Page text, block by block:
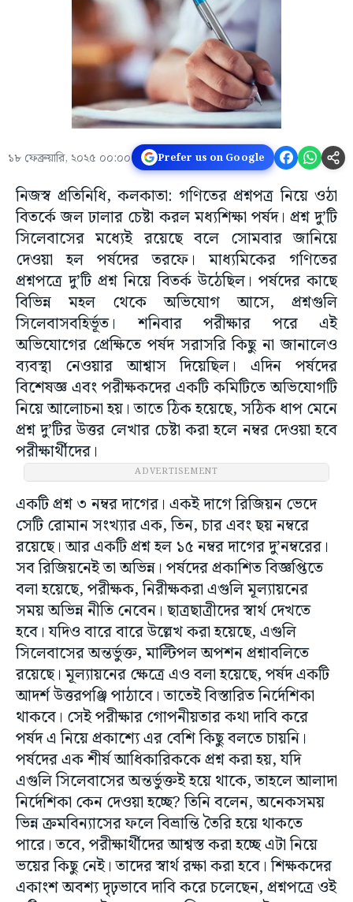
১৮ ফেব্রুয়ারি, ২০২৫ ০০:০০ Prefer us on Google
নিজস্ব প্রতিনিধি, কলকাতা: গণিতের প্রশ্নপত্র নিয়ে ওঠা
বিতর্কে জল ঢালার চেষ্টা করল মধ্যশিক্ষা পর্ষদ। প্রশ্ন দু’টি
সিলেবাসের মধ্যেই রয়েছে বলে সোমবার জানিয়ে
দেওয়া হল পর্ষদের তরফে। মাধ্যমিকের গণিতের
প্রশ্নপত্রে দু’টি প্রশ্ন নিয়ে বিতর্ক উঠেছিল। পর্ষদের কাছে
বিভিন্ন মহল থেকে অভিযোগ আসে, প্রশ্নগুলি
সিলেবাসবহির্ভূত। শনিবার পরীক্ষার পরে এই
অভিযোগের প্রেক্ষিতে পর্ষদ সরাসরি কিছু না জানালেও
ব্যবস্থা নেওয়ার আশ্বাস দিয়েছিল। এদিন পর্ষদের
বিশেষজ্ঞ এবং পরীক্ষকদের একটি কমিটিতে অভিযোগটি
নিয়ে আলোচনা হয়। তাতে ঠিক হয়েছে, সঠিক ধাপ মেনে
প্রশ্ন দু’টির উত্তর লেখার চেষ্টা করা হলে নম্বর দেওয়া হবে
পরীক্ষার্থীদের।
ADVERTISEMENT
একটি প্রশ্ন ৩ নম্বর দাগের। একই দাগে রিজিয়ন ভেদে
সেটি রোমান সংখ্যার এক, তিন, চার এবং ছয় নম্বরে
রয়েছে। আর একটি প্রশ্ন হল ১৫ নম্বর দাগের দু’নম্বরের।
সব রিজিয়নেই তা অভিন্ন। পর্ষদের প্রকাশিত বিজ্ঞপ্তিতে
বলা হয়েছে, পরীক্ষক, নিরীক্ষকরা এগুলি মূল্যায়নের
সময় অভিন্ন নীতি নেবেন। ছাত্রছাত্রীদের স্বার্থ দেখতে
হবে। যদিও বারে বারে উল্লেখ করা হয়েছে, এগুলি
সিলেবাসের অন্তর্ভুক্ত, মাল্টিপল অপশন প্রশ্নাবলিতে
রয়েছে। মূল্যায়নের ক্ষেত্রে এও বলা হয়েছে, পর্ষদ একটি
আদর্শ উত্তরপঞ্জি পাঠাবে। তাতেই বিস্তারিত নির্দেশিকা
থাকবে। সেই পরীক্ষার গোপনীয়তার কথা দাবি করে
পর্ষদ এ নিয়ে প্রকাশ্যে এর বেশি কিছু বলতে চায়নি।
পর্ষদের এক শীর্ষ আধিকারিককে প্রশ্ন করা হয়, যদি
এগুলি সিলেবাসের অন্তর্ভুক্তই হয়ে থাকে, তাহলে আলাদা
নির্দেশিকা কেন দেওয়া হচ্ছে? তিনি বলেন, অনেকসময়
ভিন্ন ক্রমবিন্যাসের ফলে বিভ্রান্তি তৈরি হয়ে থাকতে
পারে। তবে, পরীক্ষার্থীদের আশ্বস্ত করা হচ্ছে এটা নিয়ে
ভয়ের কিছু নেই। তাদের স্বার্থ রক্ষা করা হবে। শিক্ষকদের
একাংশ অবশ্য দৃঢ়ভাবে দাবি করে চলেছেন, প্রশ্নপত্রে ওই